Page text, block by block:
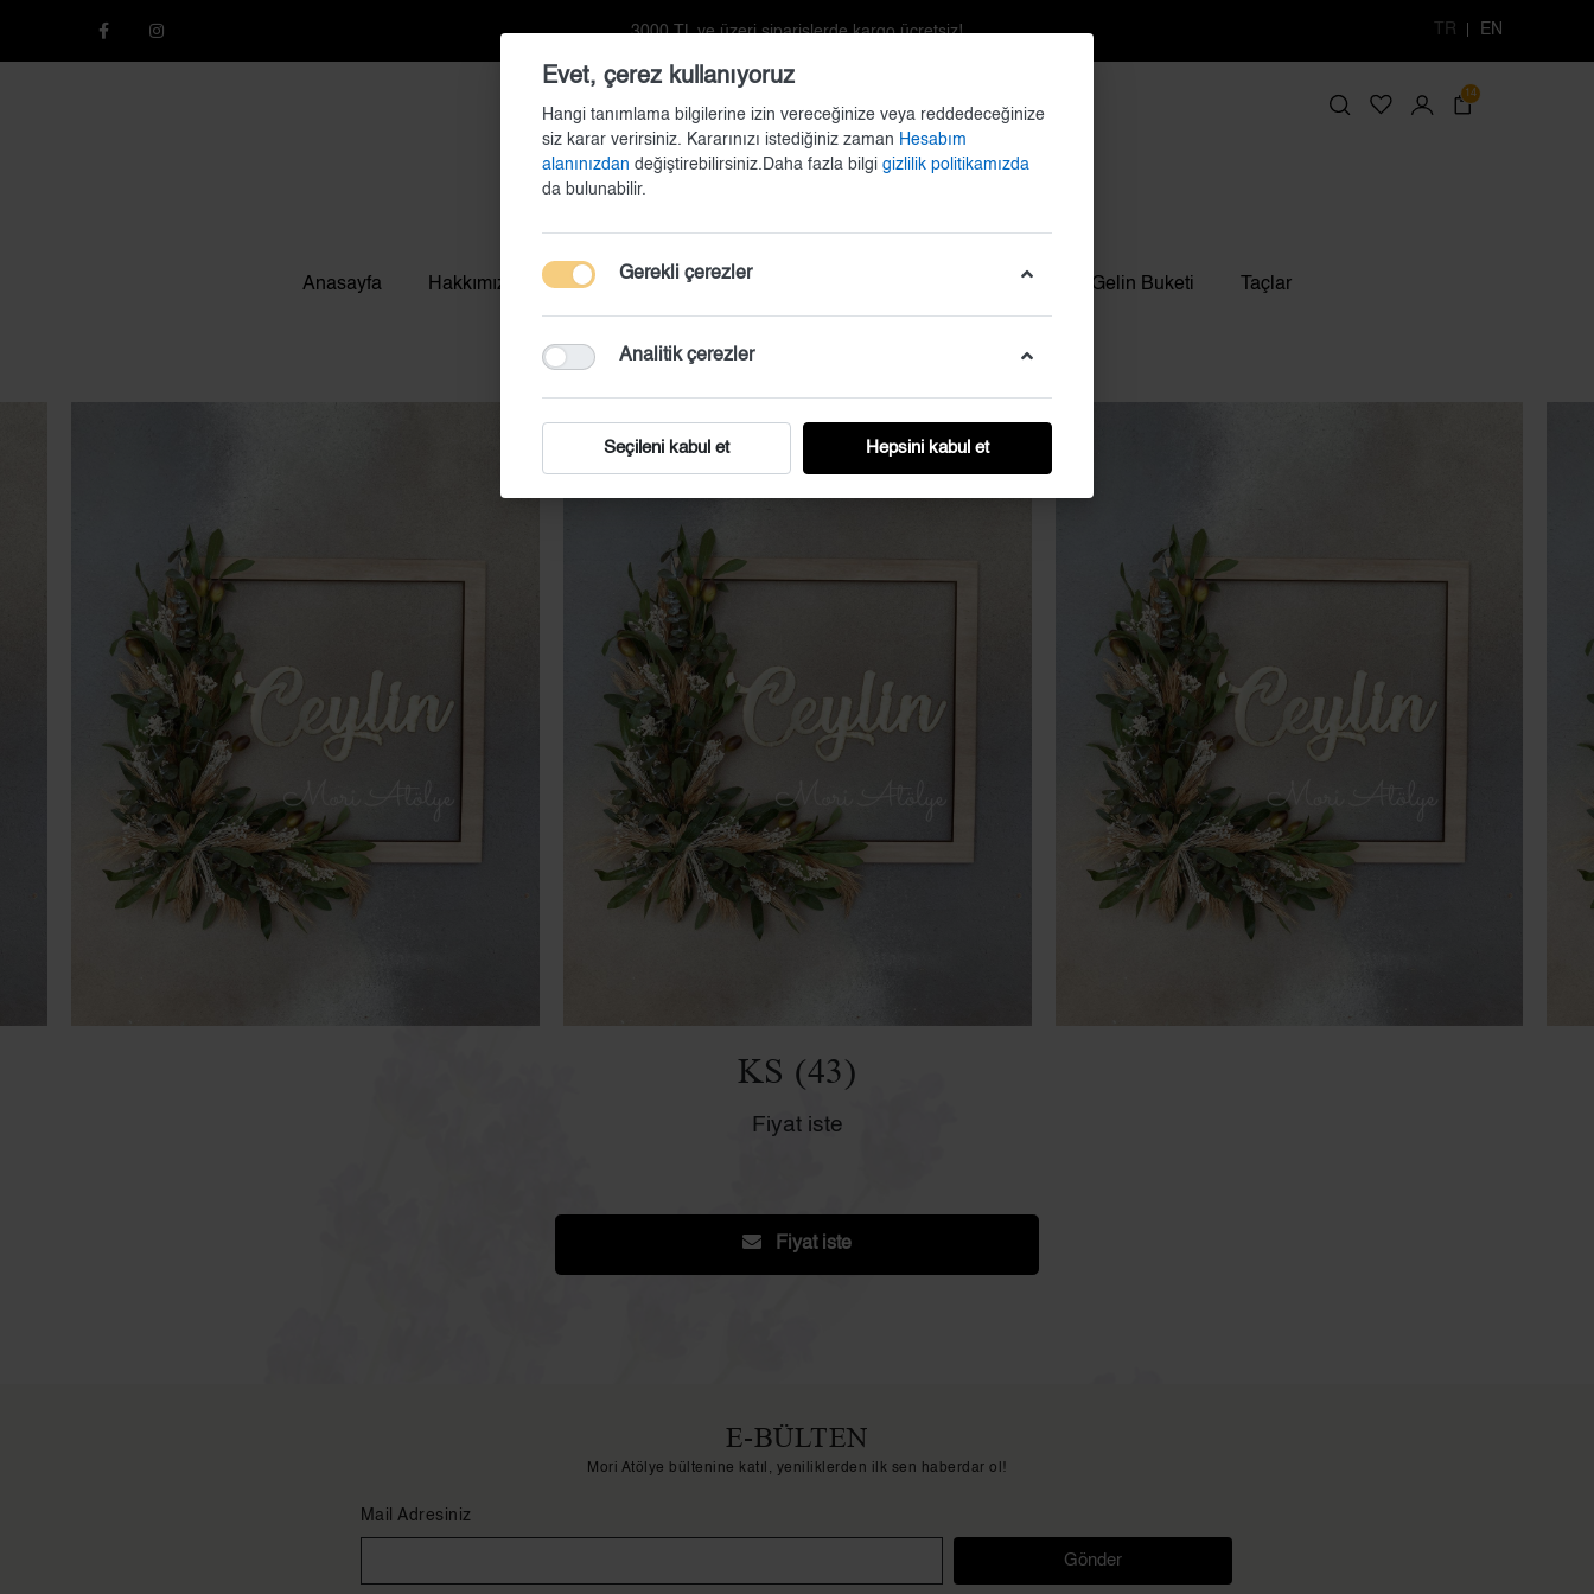
3000 TL ve üzeri siparişlerde kargo ücretsiz! TR EN
14
Anasayfa Hakkımızda Kapı Süsü Doğum Setleri Gelin Buketi Taçlar
KS (43)
Fiyat iste
Fiyat iste
E-BÜLTEN
Mori Atölye bültenine katıl, yeniliklerden ilk sen haberdar ol!
Mail Adresiniz
Gönder
Evet, çerez kullanıyoruz
Hangi tanımlama bilgilerine izin vereceğinize veya reddedeceğinize
siz karar verirsiniz. Kararınızı istediğiniz zaman Hesabım
alanınızdan değiştirebilirsiniz.Daha fazla bilgi gizlilik politikamızda
da bulunabilir.
Gerekli çerezler
Analitik çerezler
Seçileni kabul et Hepsini kabul et